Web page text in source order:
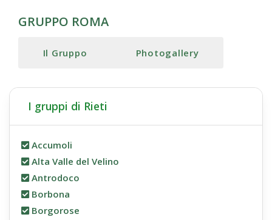
GRUPPO ROMA
Il Gruppo Photogallery
I gruppi di Rieti
Accumoli
Alta Valle del Velino
Antrodoco
Borbona
Borgorose